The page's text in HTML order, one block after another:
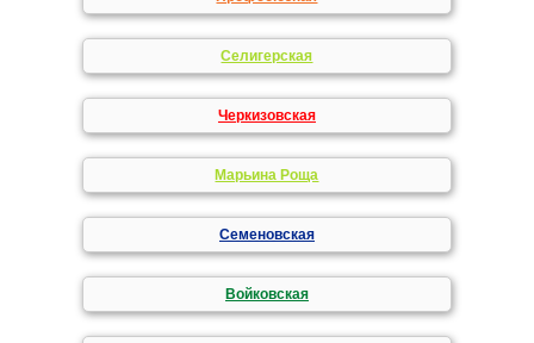
Селигерская
Черкизовская
Марьина Роща
Семеновская
Войковская